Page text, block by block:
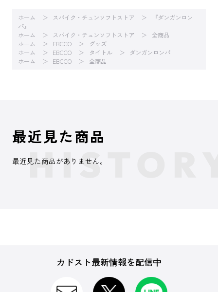
ホーム スパイク・チュンソフトストア
『ダンガンロン
パ』
ホーム
スパイク・チュンソフトストア
全商品
ホーム
EBCCO
グッズ
ホーム
EBCCO タイトル
ダンガンロンパ
ホーム
EBCCO 全商品
最近見た商品
最近見た商品がありません。
カドスト最新情報を配信中